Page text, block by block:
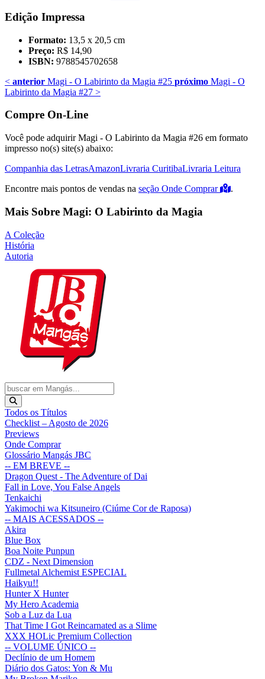
Edição Impressa
Formato: 13,5 x 20,5 cm
Preço: R$ 14,90
ISBN: 9788545702658
< anterior Magi - O Labirinto da Magia #25 próximo Magi - O
Labirinto da Magia #27 >
Compre On-Line
Você pode adquirir Magi - O Labirinto da Magia #26 em formato
impresso no(s) site(s) abaixo:
Companhia das LetrasAmazonLivraria CuritibaLivraria Leitura
Encontre mais pontos de vendas na seção Onde Comprar .
Mais Sobre Magi: O Labirinto da Magia
A Coleção
História
Autoria
Todos os Títulos
Checklist – Agosto de 2026
Previews
Onde Comprar
Glossário Mangás JBC
-- EM BREVE --
Dragon Quest - The Adventure of Dai
Fall in Love, You False Angels
Tenkaichi
Yakimochi wa Kitsuneiro (Ciúme Cor de Raposa)
-- MAIS ACESSADOS --
Akira
Blue Box
Boa Noite Punpun
CDZ - Next Dimension
Fullmetal Alchemist ESPECIAL
Haikyu!!
Hunter X Hunter
My Hero Academia
Sob a Luz da Lua
That Time I Got Reincarnated as a Slime
XXX HOLic Premium Collection
-- VOLUME ÚNICO --
Declínio de um Homem
Diário dos Gatos: Yon & Mu